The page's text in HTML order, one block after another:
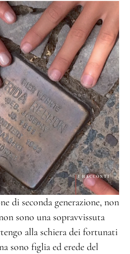
di seconda generazione, non
sono una sopravvissuta
alla schiera dei fortunati
sono figlia ed erede del